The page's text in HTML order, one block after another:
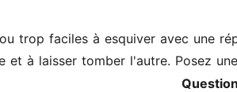
trop faciles à esquiver avec une
à laisser tomber l'autre. Posez